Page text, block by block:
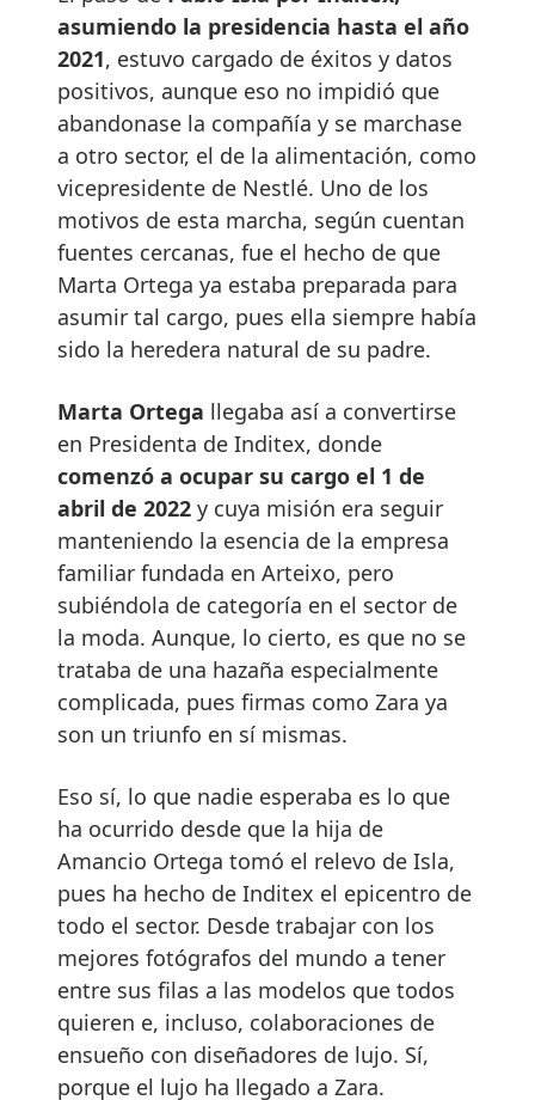
asumiendo la presidencia hasta el año
2021, estuvo cargado de éxitos y datos
positivos, aunque eso no impidió que
abandonase la compañía y se marchase
a otro sector, el de la alimentación, como
vicepresidente de Nestlé. Uno de los
motivos de esta marcha, según cuentan
fuentes cercanas, fue el hecho de que
Marta Ortega ya estaba preparada para
asumir tal cargo, pues ella siempre había
sido la heredera natural de su padre.
Marta Ortega llegaba así a convertirse
en Presidenta de Inditex, donde
comenzó a ocupar su cargo el 1 de
abril de 2022 y cuya misión era seguir
manteniendo la esencia de la empresa
familiar fundada en Arteixo, pero
subiéndola de categoría en el sector de
la moda. Aunque, lo cierto, es que no se
trataba de una hazaña especialmente
complicada, pues firmas como Zara ya
son un triunfo en sí mismas.
Eso sí, lo que nadie esperaba es lo que
ha ocurrido desde que la hija de
Amancio Ortega tomó el relevo de Isla,
pues ha hecho de Inditex el epicentro de
todo el sector. Desde trabajar con los
mejores fotógrafos del mundo a tener
entre sus filas a las modelos que todos
quieren e, incluso, colaboraciones de
ensueño con diseñadores de lujo. Sí,
porque el lujo ha llegado a Zara.